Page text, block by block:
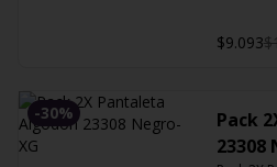
$9.093
-30%
Pack
23308